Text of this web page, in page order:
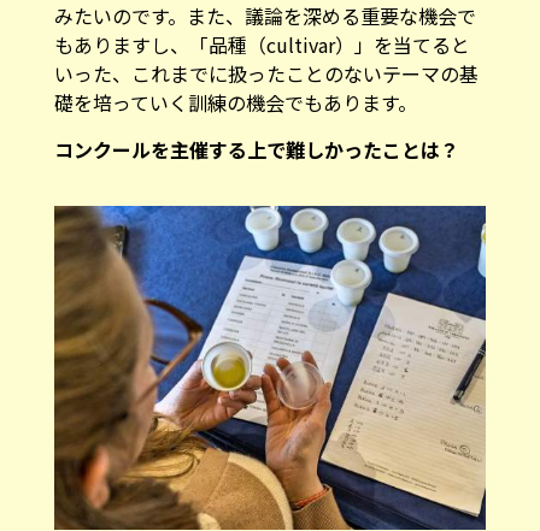
みたいのです。また、議論を深める重要な機会で
もありますし、「品種（cultivar）」を当てると
いった、これまでに扱ったことのないテーマの基
礎を培っていく訓練の機会でもあります。
―――コンクールを主催する上で難しかったことは？